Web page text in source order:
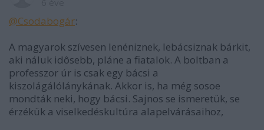
@Csodabogár:
A magyarok szívesen lenéniznek, lebácsiznak bárkit,
aki náluk idôsebb, pláne a fiatalok. A boltban a
professzor úr is csak egy bácsi a
kiszolágálólánykának. Akkor is, ha még sosoe
mondták neki, hogy bácsi. Sajnos se ismeretük, se
érzékük a viselkedéskultúra alapelvárásaihoz,